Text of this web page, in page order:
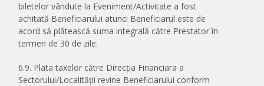
biletelor vândute la Eveniment/Activitate a fost
achitată Beneficiarului atunci Beneficiarul este de
acord să plătească suma integrală către Prestator în
termen de 30 de zile.
6.9. Plata taxelor către Direcția Financiara a
Sectorului/Localității revine Beneficiarului conform